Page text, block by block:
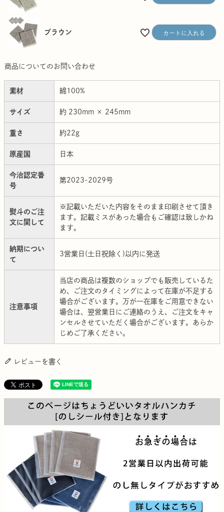
ブラウン カートに入れる
商品についてのお問い合わせ
素材 綿100%
サイズ 約 230mm × 245mm
重さ 約22g
原産国 日本
今治認定番
号
第2023-2029号
熨斗のご注
文に関して
※記載いただいた内容をそのまま印刷させて頂き
ます。記載ミスがあった場合もご確認は致しかね
ます。
納期につい
て
3営業日(土日祝除く)以内に発送
注意事項
当店の商品は複数のショップでも販売しているた
め、ご注文のタイミングによって在庫が不足する
場合がございます。万が一在庫をご用意できない
場合は、翌営業日にご連絡のうえ、ご注文をキャ
ンセルさせていただく場合がございます。あらか
じめご了承ください。
レビューを書く